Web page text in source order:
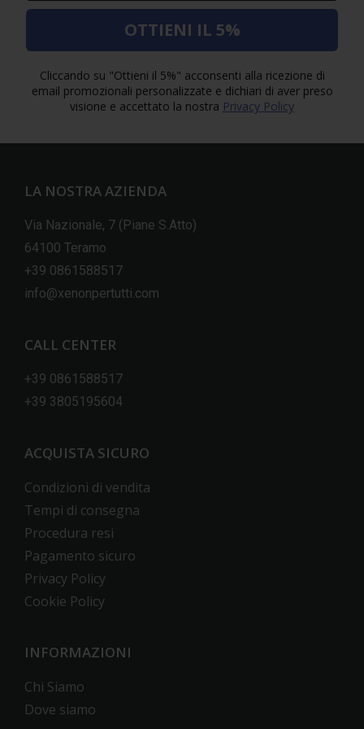
OTTIENI IL 5%
Cliccando su "Ottieni il 5%" acconsenti alla ricezione di
email promozionali personalizzate e dichiari di aver preso
visione e accettato la nostra Privacy Policy
LA NOSTRA AZIENDA
Via Nazionale, 7 (Piane S.Atto)
64100 Teramo
+39 0861588517
info@xenonpertutti.com
CALL CENTER
+39 0861588517
+39 3805195604
ACQUISTA SICURO
Condizioni di vendita
Tempi di consegna
Procedura resi
Pagamento sicuro
Privacy Policy
Cookie Policy
INFORMAZIONI
Chi Siamo
Dove siamo